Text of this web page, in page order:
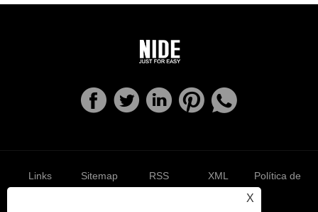
X
Links Sitemap RSS XML Política de